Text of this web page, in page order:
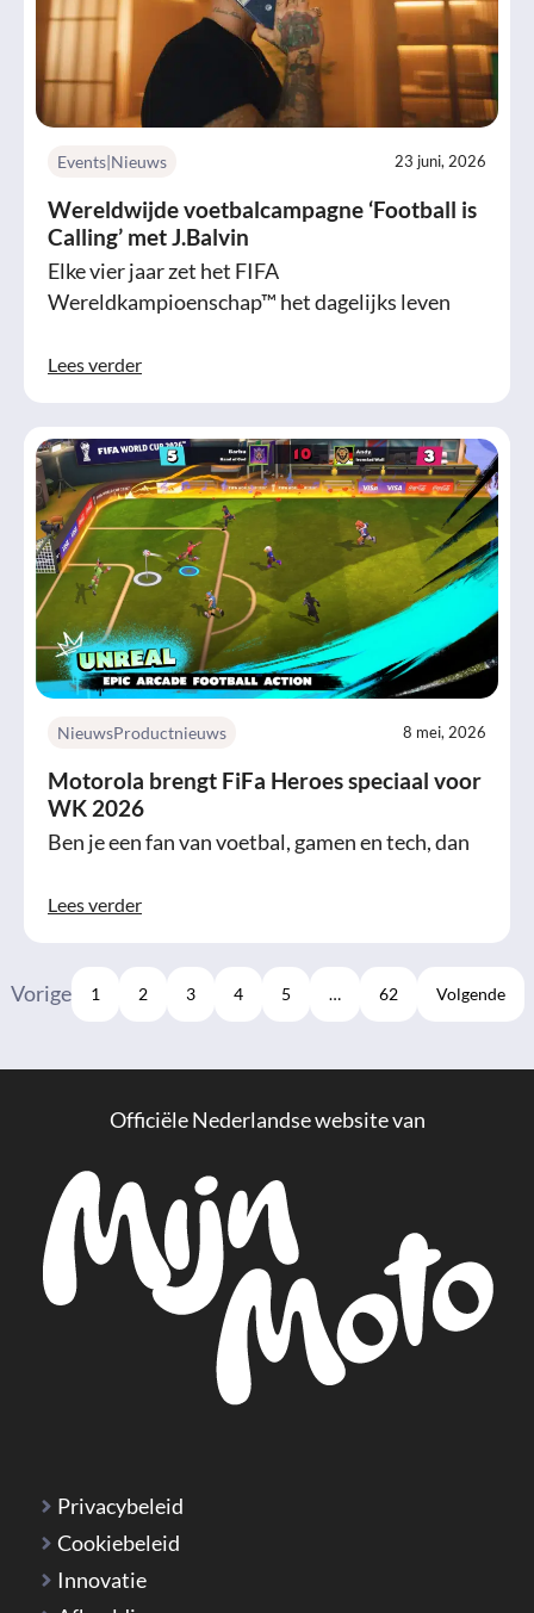
Events|Nieuws 23 juni, 2026
Wereldwijde voetbalcampagne ‘Football is
Calling’ met J.Balvin
Elke vier jaar zet het FIFA
Wereldkampioenschap™ het dagelijks leven
Lees verder
NieuwsProductnieuws 8 mei, 2026
Motorola brengt FiFa Heroes speciaal voor
WK 2026
Ben je een fan van voetbal, gamen en tech, dan
Lees verder
Vorige 1 2 3 4 5 … 62 Volgende
Officiële Nederlandse website van
Privacybeleid
Cookiebeleid
Innovatie